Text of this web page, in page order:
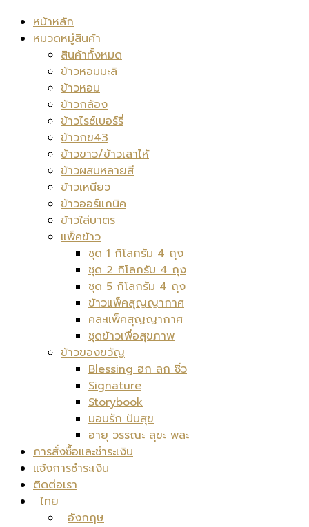
หน้าหลัก
หมวดหมู่สินค้า
สินค้าทั้งหมด
ข้าวหอมมะลิ
ข้าวหอม
ข้าวกล้อง
ข้าวไรซ์เบอร์รี่
ข้าวกข43
ข้าวขาว/ข้าวเสาไห้
ข้าวผสมหลายสี
ข้าวเหนียว
ข้าวออร์แกนิค
ข้าวใส่บาตร
แพ็คข้าว
ชุด 1 กิโลกรัม 4 ถุง
ชุด 2 กิโลกรัม 4 ถุง
ชุด 5 กิโลกรัม 4 ถุง
ข้าวแพ็คสุญญากาศ
คละแพ็คสุญญากาศ
ชุดข้าวเพื่อสุขภาพ
ข้าวของขวัญ
Blessing ฮก ลก ซิ่ว
Signature
Storybook
มอบรัก ปันสุข
อายุ วรรณะ สุขะ พละ
การสั่งซื้อและชำระเงิน
แจ้งการชำระเงิน
ติดต่อเรา
ไทย
อังกฤษ